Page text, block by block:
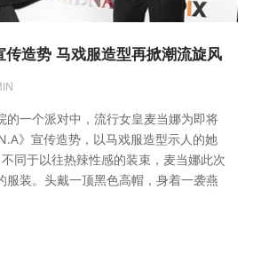
传造势 马戏服造型再掀潮流旋风
的一个派对中，流行女皇麦当娜为即将
》宣传造势，以马戏服造型示人的她
同于以往热辣性感的装束，麦当娜此次
服装。头戴一顶黑色高帽，身着一袭燕